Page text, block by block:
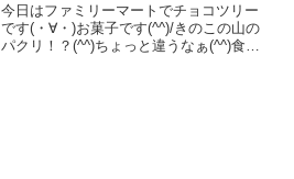
今日はファミリーマートでチョコツリー
です(・∀・)お菓子です(^^)/きのこの山の
パクリ！？(^^)ちょっと違うなぁ(^^)食べ